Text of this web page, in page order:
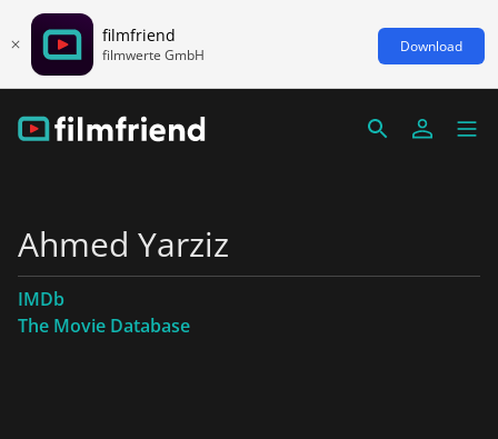
filmfriend
filmwerte GmbH Download
Ahmed Yarziz
IMDb
The Movie Database